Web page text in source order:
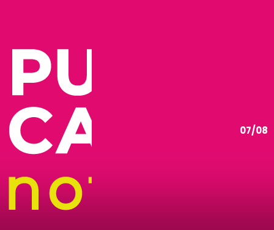
07/08